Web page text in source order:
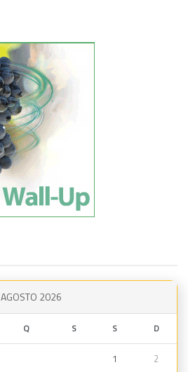
AGOSTO 2026
Q S S D
1 2